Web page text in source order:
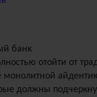
банк
отойти от
монолитной
должны